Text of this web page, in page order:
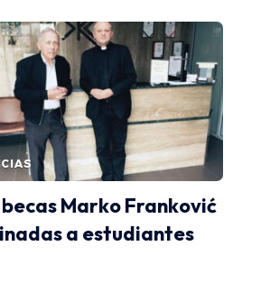
Marko Franković
a estudiantes